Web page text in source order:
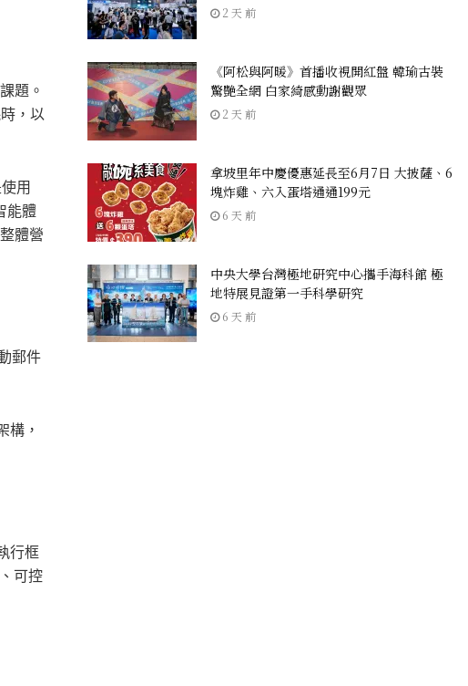
題。
，以
用
能體
體營
郵件
構，
行框
可控
2 天 前
《阿松與阿暖》首播收視開紅盤 韓瑜古裝
驚艷全網 白家綺感動謝觀眾
2 天 前
拿坡里年中慶優惠延長至6月7日 大披薩、6
塊炸雞、六入蛋塔通通199元
6 天 前
中央大學台灣極地研究中心攜手海科館 極
地特展見證第一手科學研究
6 天 前